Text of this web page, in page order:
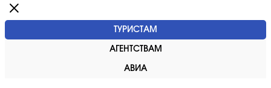
ТУРИСТАМ
АГЕНТСТВАМ
АВИА